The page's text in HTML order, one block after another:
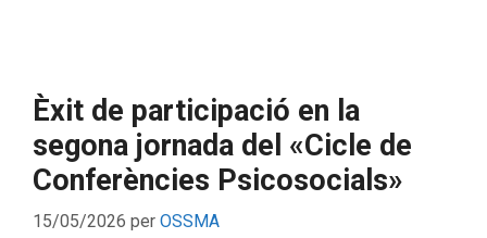
Èxit de participació en la
segona jornada del «Cicle de
Conferències Psicosocials»
15/05/2026 per OSSMA